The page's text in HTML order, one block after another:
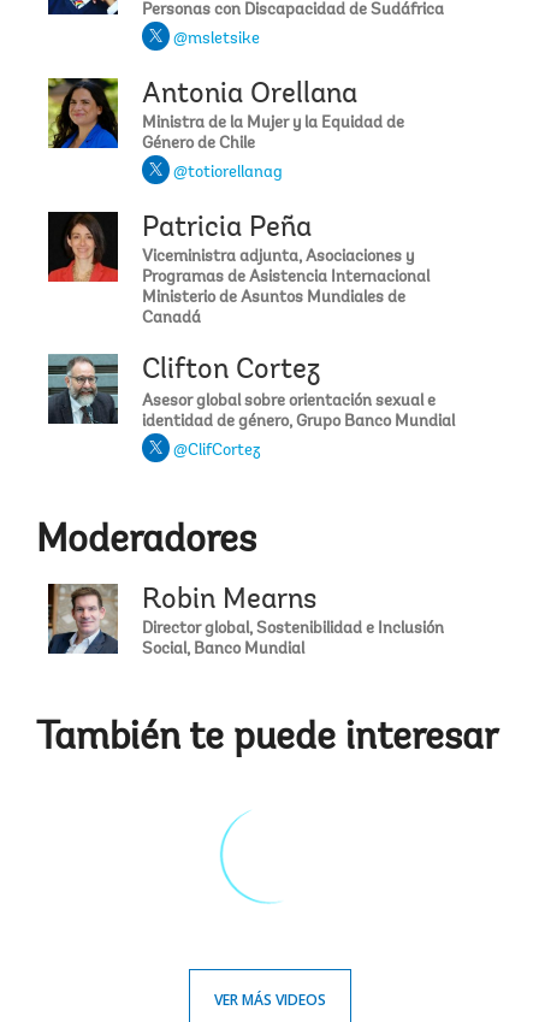
Personas con Discapacidad de Sudáfrica
@msletsike
Antonia Orellana
Ministra de la Mujer y la Equidad de
Género de Chile
@totiorellanag
Patricia Peña
Viceministra adjunta, Asociaciones y
Programas de Asistencia Internacional
Ministerio de Asuntos Mundiales de
Canadá
Clifton Cortez
Asesor global sobre orientación sexual e
identidad de género, Grupo Banco Mundial
@ClifCortez
Moderadores
Robin Mearns
Director global, Sostenibilidad e Inclusión
Social, Banco Mundial
También te puede interesar
VER MÁS VIDEOS